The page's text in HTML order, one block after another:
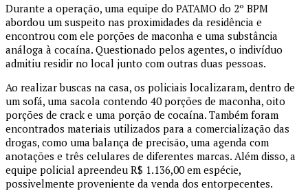
Durante a operação, uma equipe do PATAMO do 2º BPM
abordou um suspeito nas proximidades da residência e
encontrou com ele porções de maconha e uma substância
análoga à cocaína. Questionado pelos agentes, o indivíduo
admitiu residir no local junto com outras duas pessoas.
Ao realizar buscas na casa, os policiais localizaram, dentro de
um sofá, uma sacola contendo 40 porções de maconha, oito
porções de crack e uma porção de cocaína. Também foram
encontrados materiais utilizados para a comercialização das
drogas, como uma balança de precisão, uma agenda com
anotações e três celulares de diferentes marcas. Além disso, a
equipe policial apreendeu R$ 1.136,00 em espécie,
possivelmente proveniente da venda dos entorpecentes.